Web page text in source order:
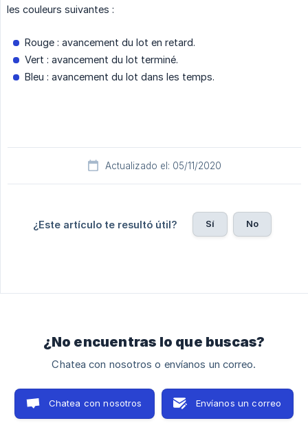
les couleurs suivantes :
Rouge : avancement du lot en retard.
Vert : avancement du lot terminé.
Bleu : avancement du lot dans les temps.
Actualizado el: 05/11/2020
¿Este artículo te resultó útil? Sí No
¿No encuentras lo que buscas?
Chatea con nosotros o envíanos un correo.
Chatea con nosotros Envíanos un correo